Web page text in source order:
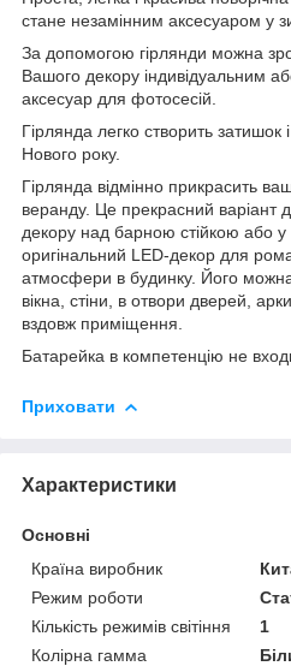
стане незамінним аксесуаром у
За допомогою гірлянди можна
Вашого декору індивідуальним
аксесуар для фотосесій.
Гірлянда легко створить
Нового року.
Гірлянда відмінно прикрасить
веранду. Це прекрасний варіант
декору над барною стійкою або у
оригінальний LED-декор для
атмосфери в будинку. Його
вікна, стіни, в отвори дверей,
вздовж приміщення.
Батарейка в компетенцію не
Приховати
Характеристики
Основні
Країна виробник
Режим роботи
Кількість режимів світіння
1
Колірна гамма